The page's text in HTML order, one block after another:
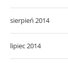
sierpień 2014
lipiec 2014